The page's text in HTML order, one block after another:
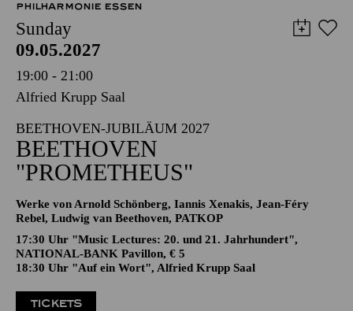
PHILHARMONIE ESSEN
Sunday
09.05.2027
19:00 - 21:00
Alfried Krupp Saal
BEETHOVEN-JUBILÄUM 2027
BEETHOVEN
"PROMETHEUS"
Werke von Arnold Schönberg, Iannis Xenakis, Jean-Féry
Rebel, Ludwig van Beethoven, PATKOP
17:30 Uhr "Music Lectures: 20. und 21. Jahrhundert",
NATIONAL-BANK Pavillon, € 5
18:30 Uhr "Auf ein Wort", Alfried Krupp Saal
TICKETS